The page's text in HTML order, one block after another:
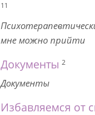
11
мне можно прийти
Документы 2
Документы
Избавляемся от